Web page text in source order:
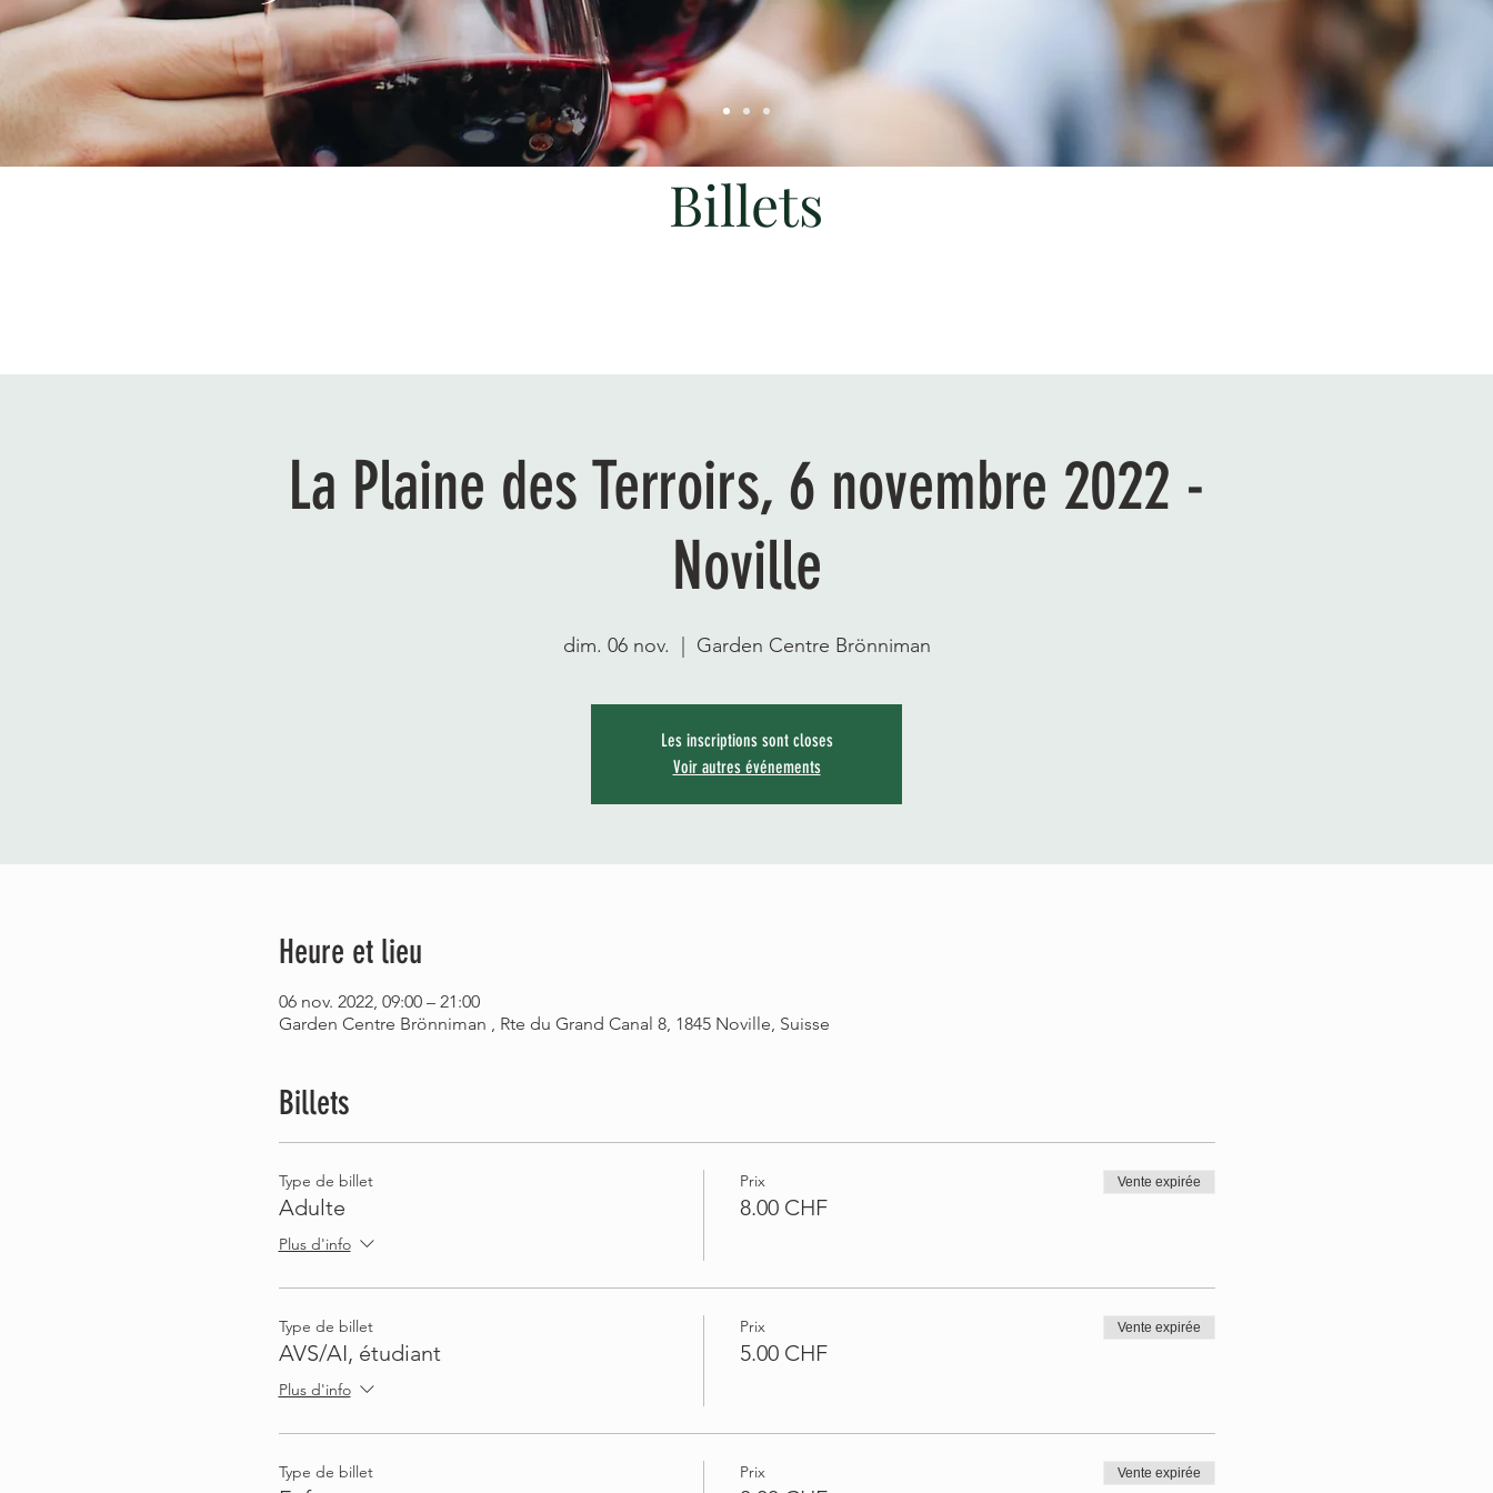
Billets
La Plaine des Terroirs, 6 novembre 2022 -
Noville
dim. 06 nov. Garden Centre Brönniman
Les inscriptions sont closes
Voir autres événements
Heure et lieu
06 nov. 2022, 09:00 – 21:00
Garden Centre Brönniman , Rte du Grand Canal 8, 1845 Noville, Suisse
Billets
Type de billet
Adulte
Plus d'info
Prix
8.00 CHF
Vente expirée
Type de billet
AVS/AI, étudiant
Plus d'info
Prix
5.00 CHF
Vente expirée
Type de billet Prix Vente expirée